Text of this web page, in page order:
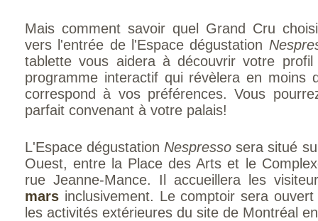
Mais comment savoir quel Grand Cru
vers l'entrée de l'Espace dégustation
tablette vous aidera à découvrir votre
programme interactif qui révèlera en moins
correspond à vos préférences. Vous
parfait convenant à votre palais!
L'Espace dégustation Nespresso sera situé
Ouest, entre la Place des Arts et le
rue Jeanne-Mance. Il accueillera les
mars inclusivement. Le comptoir sera
les activités extérieures du site de Montréal